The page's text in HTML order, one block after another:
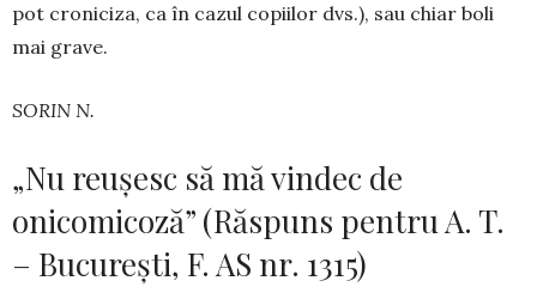
pot croniciza, ca în cazul copiilor dvs.), sau chiar boli
mai grave.
SORIN N.
„Nu reușesc să mă vindec de
onicomicoză” (Răspuns pentru A. T.
– București, F. AS nr. 1315)